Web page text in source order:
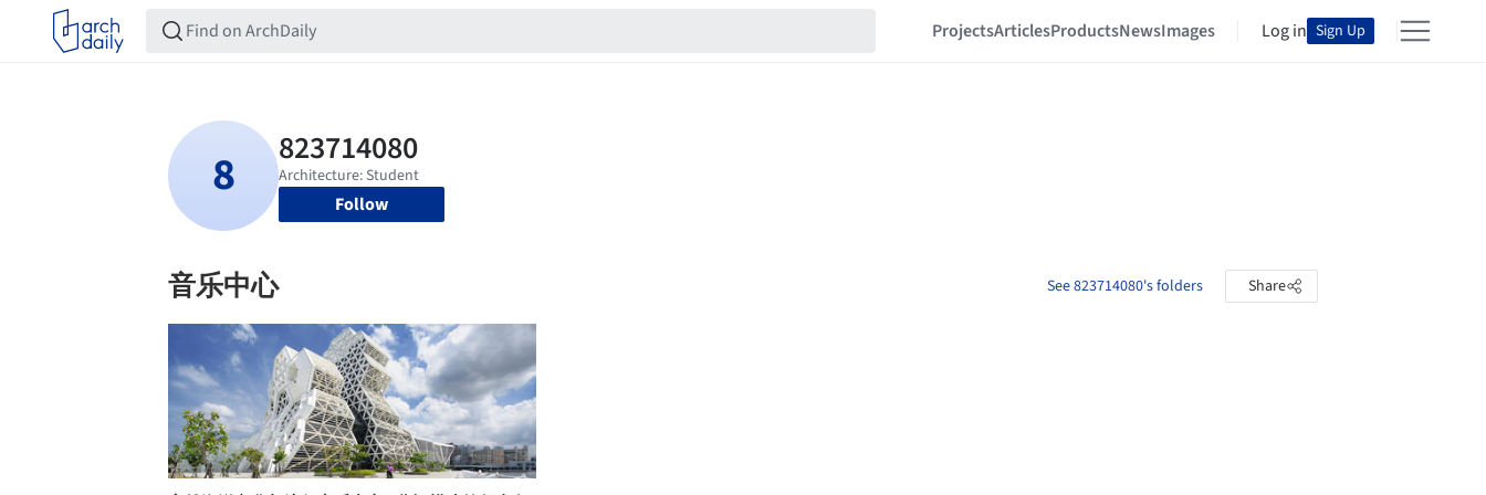
ProjectsArticlesProductsNewsImages Log in Sign Up
Follow
音乐中心 See 823714080's folders Share